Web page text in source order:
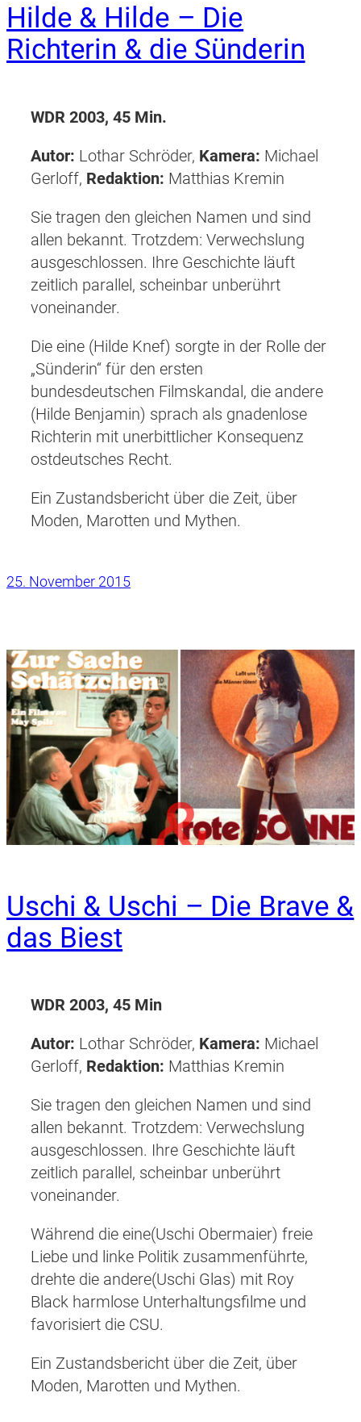
Hilde & Hilde – Die
Richterin & die Sünderin
WDR 2003, 45 Min.
Autor: Lothar Schröder, Kamera: Michael
Gerloff, Redaktion: Matthias Kremin
Sie tragen den gleichen Namen und sind
allen bekannt. Trotzdem: Verwechslung
ausgeschlossen. Ihre Geschichte läuft
zeitlich parallel, scheinbar unberührt
voneinander.
Die eine (Hilde Knef) sorgte in der Rolle der
„Sünderin“ für den ersten
bundesdeutschen Filmskandal, die andere
(Hilde Benjamin) sprach als gnadenlose
Richterin mit unerbittlicher Konsequenz
ostdeutsches Recht.
Ein Zustandsbericht über die Zeit, über
Moden, Marotten und Mythen.
25. November 2015
Uschi & Uschi – Die Brave &
das Biest
WDR 2003, 45 Min
Autor: Lothar Schröder, Kamera: Michael
Gerloff, Redaktion: Matthias Kremin
Sie tragen den gleichen Namen und sind
allen bekannt. Trotzdem: Verwechslung
ausgeschlossen. Ihre Geschichte läuft
zeitlich parallel, scheinbar unberührt
voneinander.
Während die eine(Uschi Obermaier) freie
Liebe und linke Politik zusammenführte,
drehte die andere(Uschi Glas) mit Roy
Black harmlose Unterhaltungsfilme und
favorisiert die CSU.
Ein Zustandsbericht über die Zeit, über
Moden, Marotten und Mythen.